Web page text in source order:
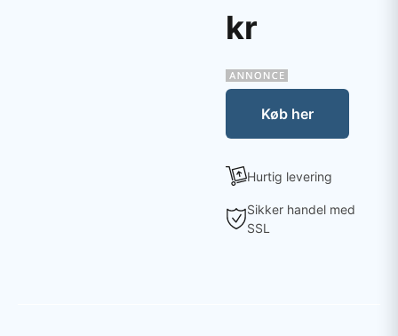
kr
Køb her
Hurtig levering
Sikker handel med
SSL